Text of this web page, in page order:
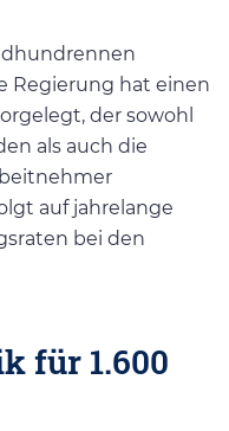
Regierung hat einen
der sowohl
als auch die
auf jahrelange
bei den
für 1.600